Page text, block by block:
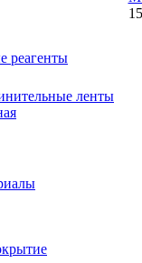
реагенты
ленты